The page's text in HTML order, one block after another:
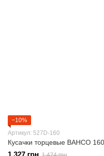
−10%
Артикул: 527D-160
Кусачки торцевые BAHCO
1 327 грн